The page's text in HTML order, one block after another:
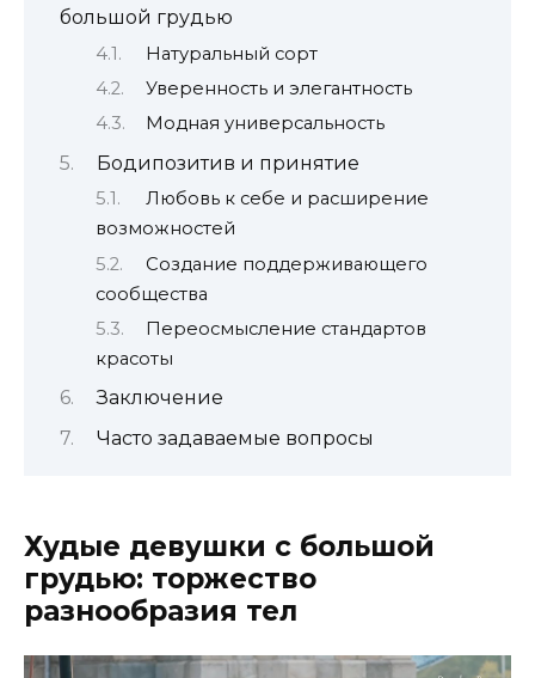
большой грудью
Натуральный сорт
Уверенность и элегантность
Модная универсальность
Бодипозитив и принятие
Любовь к себе и расширение
возможностей
Создание поддерживающего
сообщества
Переосмысление стандартов
красоты
Заключение
Часто задаваемые вопросы
Худые девушки с большой
грудью: торжество
разнообразия тел